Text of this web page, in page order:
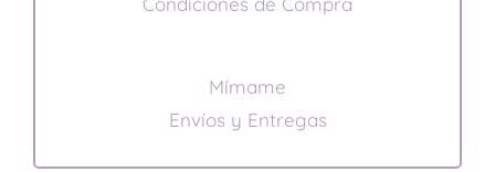
Mímame
Envíos y Entregas